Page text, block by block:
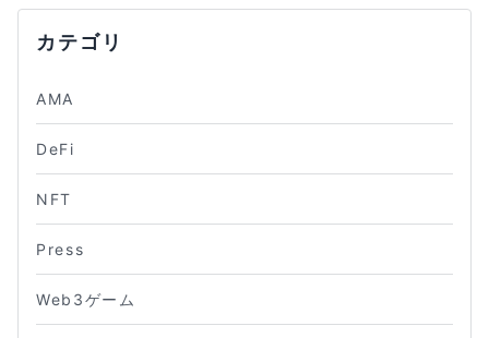
カテゴリ
AMA
DeFi
NFT
Press
Web3ゲーム